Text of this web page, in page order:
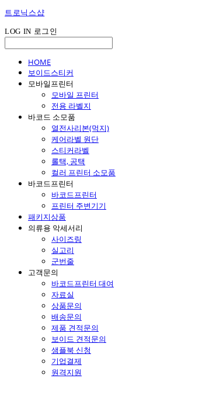
트로닉스샵
LOG IN 로그인
HOME
보이드스티커
모바일프린터
모바일 프린터
전용 라벨지
바코드 소모품
열전사리본(먹지)
케어라벨 원단
스티커라벨
롤택, 공택
컬러 프린터 소모품
바코드프린터
바코드프린터
프린터 주변기기
패키지상품
의류용 악세서리
사이즈링
실고리
군번줄
고객문의
바코드프린터 대여
자료실
상품문의
배송문의
제품 견적문의
보이드 견적문의
샘플북 신청
기업결제
원격지원